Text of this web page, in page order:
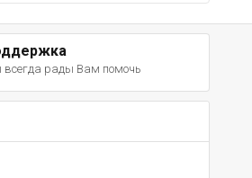
рады Вам помочь